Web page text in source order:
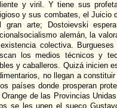
y viril. Y tiene sus
y sus combates, el Juicio
gran arte; Dostoievski
alemán, la
colectiva.
los medios técnicos y
y caballeros. Quizá inicien
no llegan a
países donde prosperan
Orange de las Provincias
se les unen el sueco